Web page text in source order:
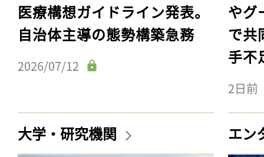
医療構想ガイドライン発表。
自治体主導の態勢構築急務
2026/07/12
やグ
で共
手不
2日前
大学・研究機関 エン